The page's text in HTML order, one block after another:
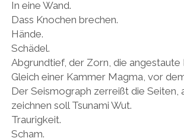
In eine Wand.
Dass Knochen brechen.
Hände.
Schädel.
Abgrundtief, der Zorn, die angestaute
Gleich einer Kammer Magma, vor
Der Seismograph zerreißt die Seiten,
zeichnen soll Tsunami Wut.
Traurigkeit.
Scham.